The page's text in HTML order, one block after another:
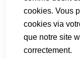
cookies. Vous
cookies via
que notre site
correctement.